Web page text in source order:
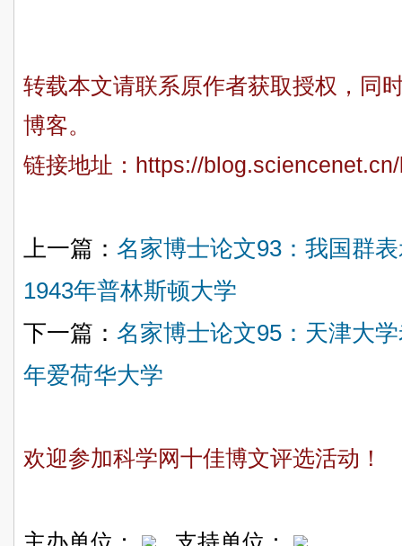
转载本文请联系原作者获取授权，同
博客。
链接地址： https://
上一篇： 名家博士论文93：我国群
1943年普林斯顿大学
下一篇： 名家博士论文95：天津大
年爱荷华大学
欢迎参加科学网十佳博文评选活动！